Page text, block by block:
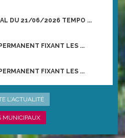
DU 21/06/2026 TEMPO ...
FIXANT LES ...
FIXANT LES ...
L'ACTUALITÉ
MUNICIPAUX